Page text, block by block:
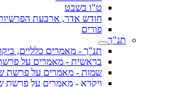
ט"ו בשבט
חודש אדר, ארבעת
פורים
תנ"ך
תנ"ך - מאמרים כלליים,
בראשית - מאמרים על
שמות - מאמרים על פרשת
ויקרא - מאמרים על פרשת